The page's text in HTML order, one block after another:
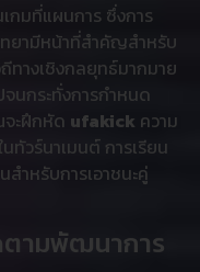
กมที่แผนการ ซึ่งการ
ทยามีหน้าที่สำคัญสำหรับ
ทางเชิงกลยุทธ์มากมาย
นกระทั่งการกำหนด
จะฝึกหัด ufakick ความ
ทัวร์นาเมนต์ การเรียน
สำหรับการเอาชนะคู่
ตามพัฒนาการ